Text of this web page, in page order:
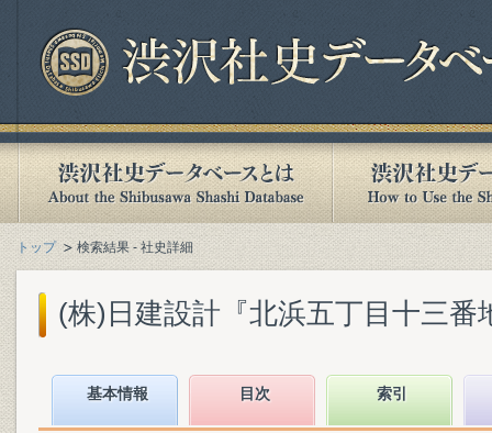
トップ 検索結果 - 社史詳細
(株)日建設計『北浜五丁目十三
基本情報 目次 索引